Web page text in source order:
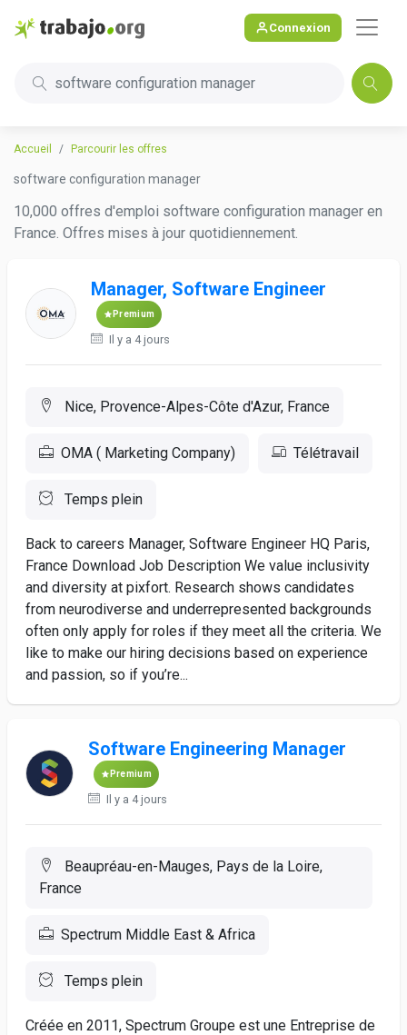
Connexion
software configuration manager
Accueil Parcourir les offres
software configuration manager
10,000 offres d'emploi software configuration manager en
France. Offres mises à jour quotidiennement.
Manager, Software Engineer
Premium
Il y a 4 jours
Nice, Provence-Alpes-Côte d'Azur, France
OMA ( Marketing Company) Télétravail
Temps plein
Back to careers Manager, Software Engineer HQ Paris,
France Download Job Description We value inclusivity
and diversity at pixfort. Research shows candidates
from neurodiverse and underrepresented backgrounds
often only apply for roles if they meet all the criteria. We
like to make our hiring decisions based on experience
and passion, so if you’re...
Software Engineering Manager
Premium
Il y a 4 jours
Beaupréau-en-Mauges, Pays de la Loire,
France
Spectrum Middle East & Africa
Temps plein
Créée en 2011, Spectrum Groupe est une Entreprise de